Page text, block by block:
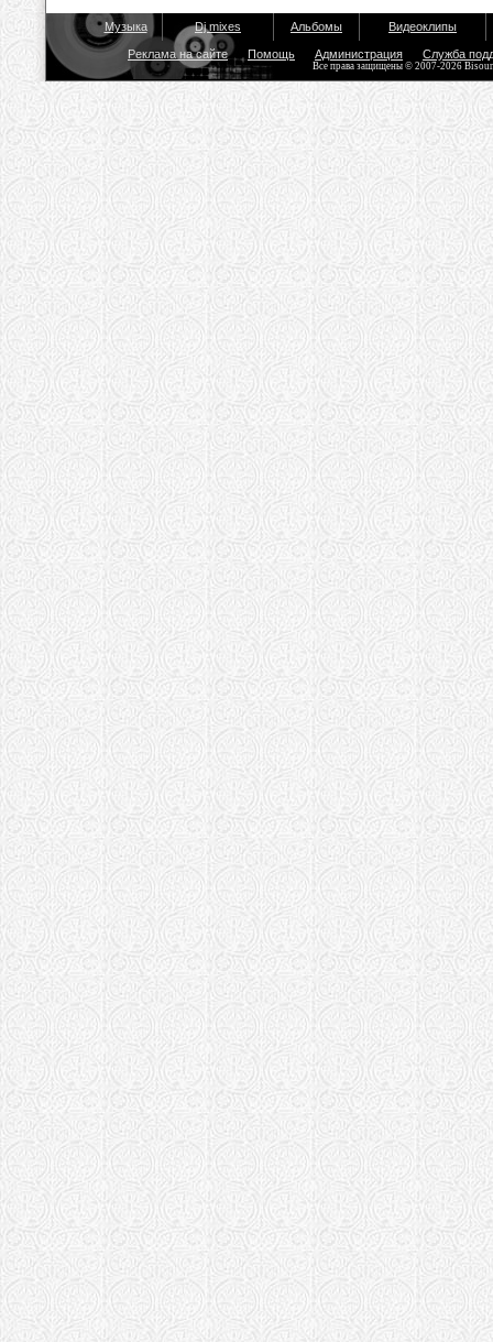
Музыка Dj mixes Альбомы Видеоклипы
Реклама на сайте Помощь Администрация Служба
Все права защищены © 2007-2026